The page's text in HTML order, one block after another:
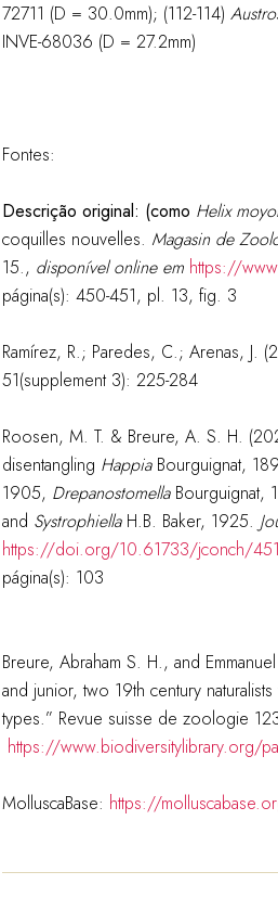
72711 (D = 30.0mm); (112-114)
INVE-68036 (D = 27.2mm)
Fontes:
Descrição original: (como Helix
coquilles nouvelles. Magasin de
15., disponível online em https://
página(s): 450-451, pl. 13, fig. 3
Ramírez, R.; Paredes, C.; Arenas, J.
51(supplement 3): 225-284
Roosen, M. T. & Breure, A. S. H.
disentangling HappiaBourguignat,
1905, DrepanostomellaBourguignat,
and SystrophiellaH.B. Baker, 1925.
https://doi.org/10.61733/jconch/
página(s): 103
Breure, Abraham S. H., and
and junior, two 19th century
types.” Revue suisse de zoologie
https://www.biodiversitylibrary.org/
MolluscaBase: https://